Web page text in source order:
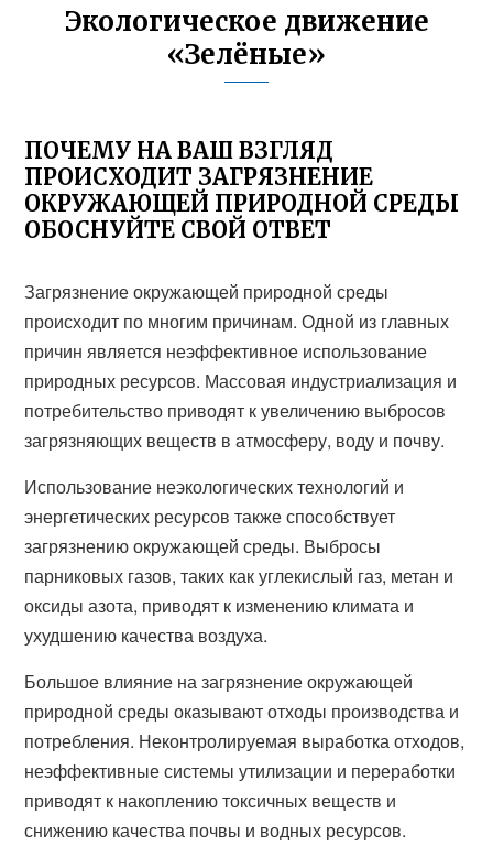
Экологическое движение
«Зелёные»
ПОЧЕМУ НА ВАШ ВЗГЛЯД
ПРОИСХОДИТ ЗАГРЯЗНЕНИЕ
ОКРУЖАЮЩЕЙ ПРИРОДНОЙ СРЕДЫ
ОБОСНУЙТЕ СВОЙ ОТВЕТ
Загрязнение окружающей природной среды
происходит по многим причинам. Одной из главных
причин является неэффективное использование
природных ресурсов. Массовая индустриализация и
потребительство приводят к увеличению выбросов
загрязняющих веществ в атмосферу, воду и почву.
Использование неэкологических технологий и
энергетических ресурсов также способствует
загрязнению окружающей среды. Выбросы
парниковых газов, таких как углекислый газ, метан и
оксиды азота, приводят к изменению климата и
ухудшению качества воздуха.
Большое влияние на загрязнение окружающей
природной среды оказывают отходы производства и
потребления. Неконтролируемая выработка отходов,
неэффективные системы утилизации и переработки
приводят к накоплению токсичных веществ и
снижению качества почвы и водных ресурсов.